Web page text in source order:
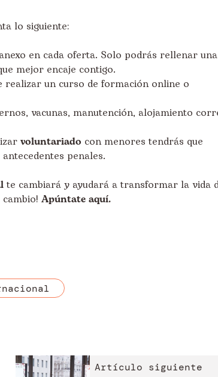
lo siguiente:
en cada oferta. Solo podrás rellenar una
mejor encaje contigo.
un curso de formación online o
vacunas, manutención, alojamiento
voluntariado con menores tendrás que
penales.
te cambiará y ayudará a transformar la vida
Apúntate aquí.
Artículo siguiente